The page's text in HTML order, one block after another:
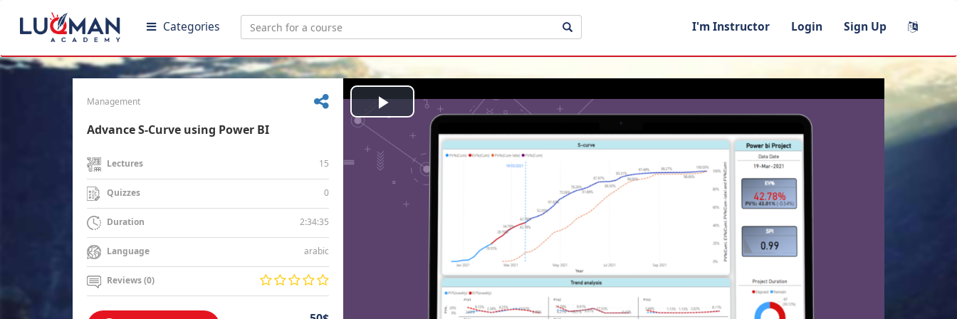
Categories I'm Instructor Login Sign Up
Management
Advance S-Curve using Power BI
Lectures 15
Quizzes 0
Duration 2:34:35
Language arabic
Reviews (0)
Play
Video